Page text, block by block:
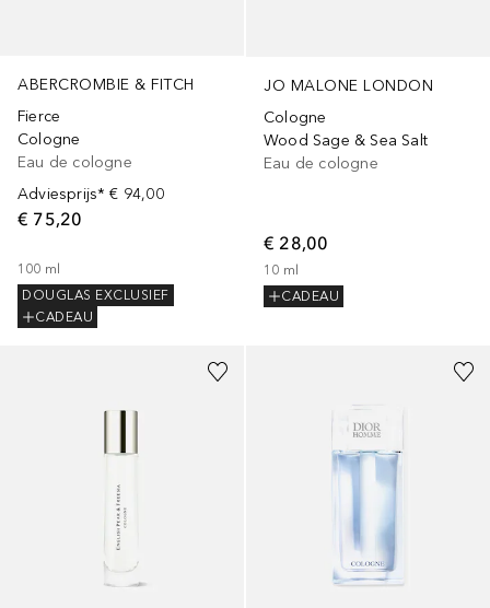
ABERCROMBIE & FITCH
Fierce
Cologne
Eau de cologne
Adviesprijs* € 94,00
€ 75,20
100 ml
DOUGLAS EXCLUSIEF
CADEAU
JO MALONE LONDON
Cologne
Wood Sage & Sea Salt
Eau de cologne
€ 28,00
10 ml
CADEAU